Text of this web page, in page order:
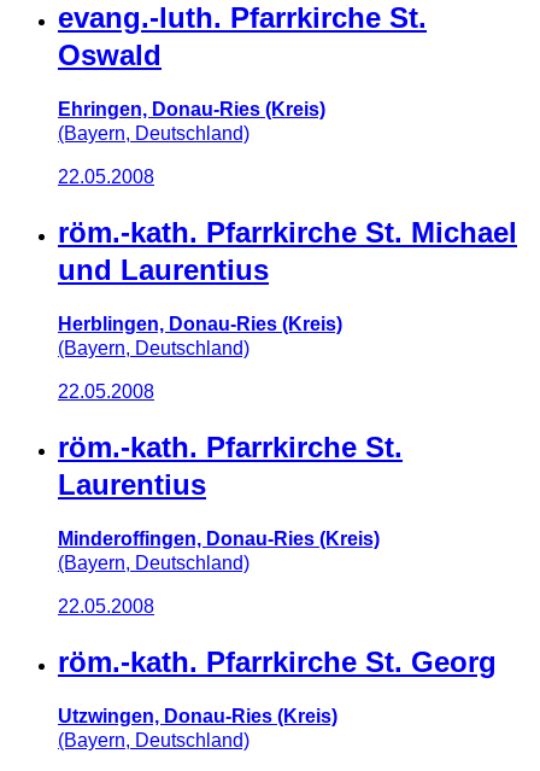
evang.-luth. Pfarrkirche St.
Oswald
Ehringen, Donau-Ries (Kreis)
(Bayern, Deutschland)
22.05.2008
röm.-kath. Pfarrkirche St. Michael
und Laurentius
Herblingen, Donau-Ries (Kreis)
(Bayern, Deutschland)
22.05.2008
röm.-kath. Pfarrkirche St.
Laurentius
Minderoffingen, Donau-Ries (Kreis)
(Bayern, Deutschland)
22.05.2008
röm.-kath. Pfarrkirche St. Georg
Utzwingen, Donau-Ries (Kreis)
(Bayern, Deutschland)